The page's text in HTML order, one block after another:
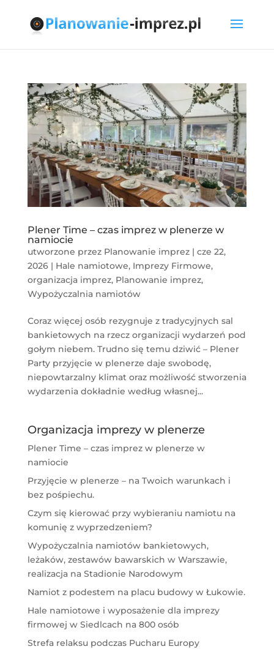
Plener Time – czas imprez w plenerze w
namiocie
utworzone przez Planowanie imprez| cze 22,
2026| Hale namiotowe, Imprezy Firmowe,
organizacja imprez, Planowanie imprez,
Wypożyczalnia namiotów
Coraz więcej osób rezygnuje z tradycyjnych sal
bankietowych na rzecz organizacji wydarzeń pod
gołym niebem. Trudno się temu dziwić – Plener
Party przyjęcie w plenerze daje swobodę,
niepowtarzalny klimat oraz możliwość stworzenia
wydarzenia dokładnie według własnej...
Organizacja imprezy w plenerze
Plener Time – czas imprez w plenerze w
namiocie
Przyjęcie w plenerze – na Twoich warunkach i
bez pośpiechu.
Czym się kierować przy wybieraniu namiotu na
komunię z wyprzedzeniem?
Wypożyczalnia namiotów bankietowych,
leżaków, zestawów bawarskich w Warszawie,
realizacja na Stadionie Narodowym
Namiot z podestem na placu budowy w Łukowie.
Hale namiotowe i wyposażenie dla imprezy
firmowej w Siedlcach na 800 osób
Strefa relaksu podczas Pucharu Europy